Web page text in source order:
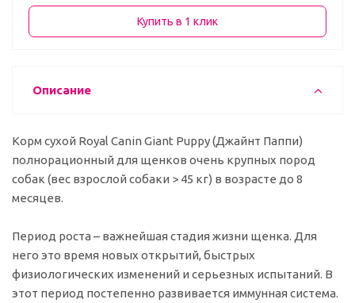
Купить в 1 клик
Описание
Корм сухой Royal Canin Giant Puppy (Джайнт Паппи)
полнорационный для щенков очень крупных пород
собак (вес взрослой собаки > 45 кг) в возрасте до 8
месяцев.
Период роста – важнейшая стадия жизни щенка. Для
него это время новых открытий, быстрых
физиологических изменений и серьезных испытаний. В
этот период постепенно развивается иммунная система.